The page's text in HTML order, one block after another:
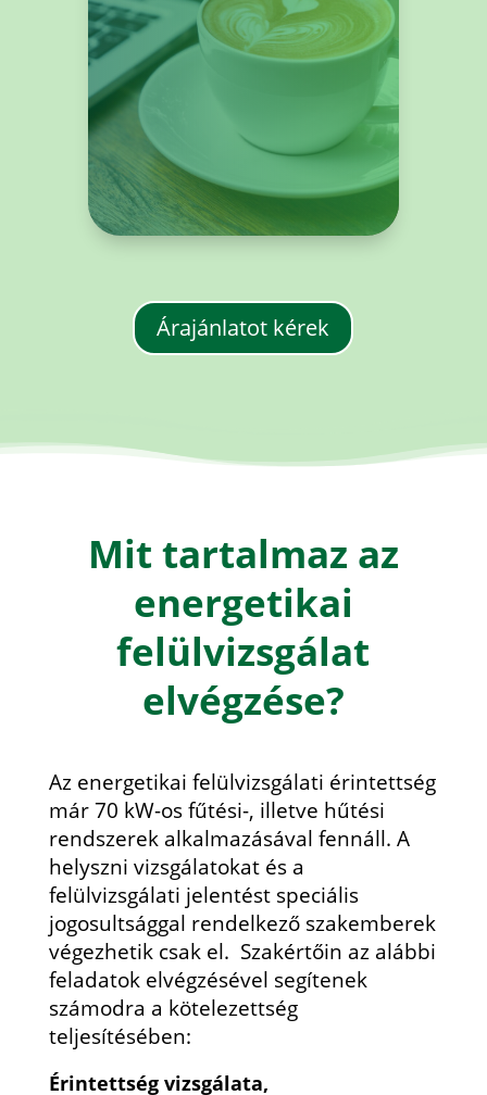
Árajánlatot kérek
Mit tartalmaz az
energetikai
felülvizsgálat
elvégzése?
Az energetikai felülvizsgálati érintettség
már 70 kW-os fűtési-, illetve hűtési
rendszerek alkalmazásával fennáll. A
helyszni vizsgálatokat és a
felülvizsgálati jelentést speciális
jogosultsággal rendelkező szakemberek
végezhetik csak el. Szakértőin az alábbi
feladatok elvégzésével segítenek
számodra a kötelezettség
teljesítésében:
Érintettség vizsgálata,